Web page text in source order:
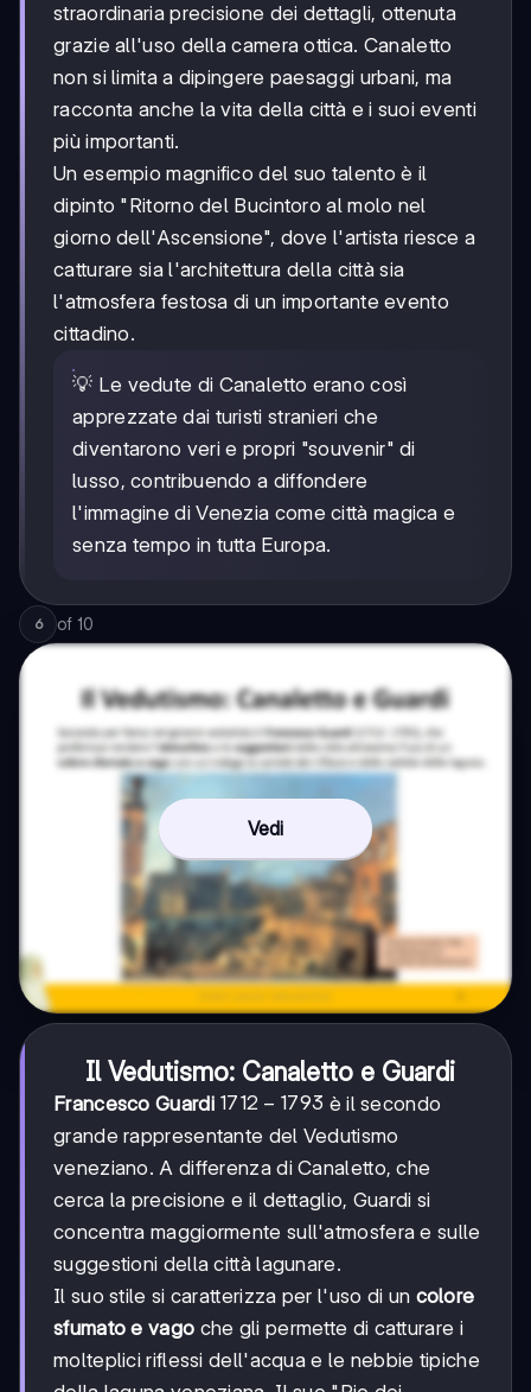
straordinaria precisione dei dettagli, ottenuta
grazie all'uso della camera ottica. Canaletto
non si limita a dipingere paesaggi urbani, ma
racconta anche la vita della città e i suoi eventi
più importanti.
Un esempio magnifico del suo talento è il
dipinto "Ritorno del Bucintoro al molo nel
giorno dell'Ascensione", dove l'artista riesce a
catturare sia l'architettura della città sia
l'atmosfera festosa di un importante evento
cittadino.
💡 Le vedute di Canaletto erano così
apprezzate dai turisti stranieri che
diventarono veri e propri "souvenir" di
lusso, contribuendo a diffondere
l'immagine di Venezia come città magica e
senza tempo in tutta Europa.
6 of 10
Vedi
Il Vedutismo: Canaletto e Guardi
Francesco Guardi 1712-
1793
1712 − 1793 è il secondo
grande rappresentante del Vedutismo
veneziano. A differenza di Canaletto, che
cerca la precisione e il dettaglio, Guardi si
concentra maggiormente sull'atmosfera e sulle
suggestioni della città lagunare.
Il suo stile si caratterizza per l'uso di un colore
sfumato e vago che gli permette di catturare i
molteplici riflessi dell'acqua e le nebbie tipiche